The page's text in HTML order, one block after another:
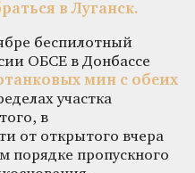
в Луганск.
беспилотный
ОБСЕ в Донбассе
мин с обеих
участка
в
от открытого вчера
порядке пропускного